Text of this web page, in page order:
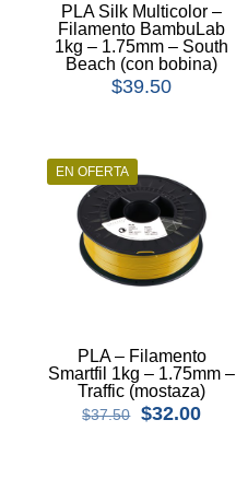
PLA Silk Multicolor –
Filamento BambuLab
1kg – 1.75mm – South
Beach (con bobina)
$39.50
EN OFERTA
PLA – Filamento
Smartfil 1kg – 1.75mm –
Traffic (mostaza)
$37.50 $32.00